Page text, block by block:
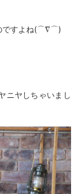
ですよね(⌒∇⌒)
ニヤしちゃいまし